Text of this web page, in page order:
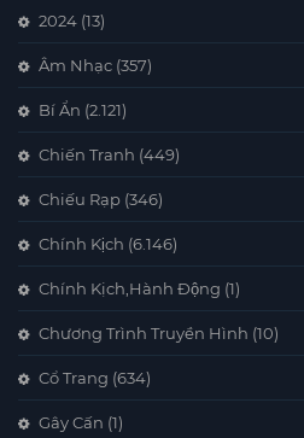
2024 (13)
Âm Nhạc (357)
Bí Ẩn (2.121)
Chiến Tranh (449)
Chiếu Rạp (346)
Chính Kịch (6.146)
Chính Kịch,Hành Động (1)
Chương Trình Truyền Hình (10)
Cổ Trang (634)
Gây Cấn (1)